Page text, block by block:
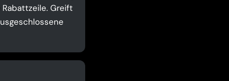
Greift